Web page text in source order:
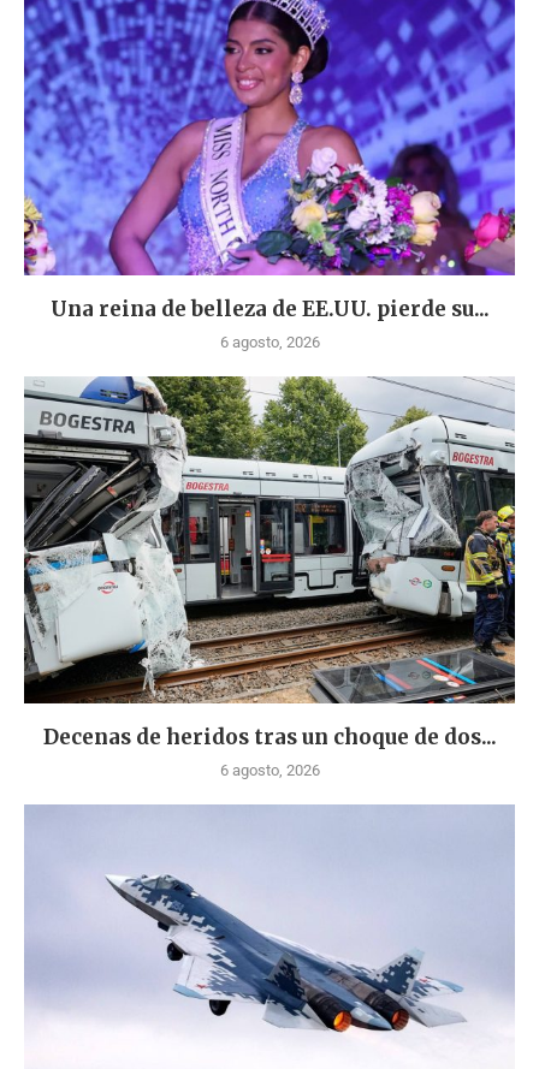
Una reina de belleza de EE.UU. pierde su...
6 agosto, 2026
Decenas de heridos tras un choque de dos...
6 agosto, 2026